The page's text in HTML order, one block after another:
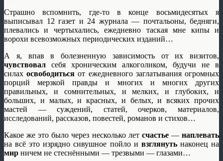
Страшно вспомнить, где-то в конце восьмидесятых я
выписывал 12 газет и 24 журнала — почтальоны, бедняги,
плевались и чертыхались, ежедневно таская мне кипы и
ворохи всевозможных периодических изданий…
А я, впав в болезненную зависимость от их визитов,
чувствовал себя хроническим алкоголиком, будучи не в
силах освободиться от ежедневного заглатывания огромных
порций мерзкой правды и многих и многих других
правильных, и сомнительных, и мелких, и глубоких, и
больших, и малых, и красных, и белых, и всяких прочих
мастей — суждений, статей, очерков, материалов,
исследований, рассказов, повестей, романов и стихов…
Какое же это было через несколько лет счастье—наплевать
на всё это изрядно сивушное пойло и взглянутьнаконец на
мир ничем не стеснёнными — трезвыми — глазами…